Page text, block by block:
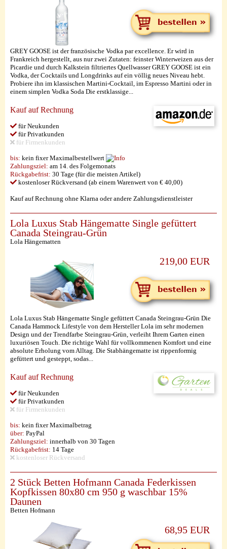
GREY GOOSE ist der französische Vodka par excellence. Er wird in
Frankreich hergestellt, aus nur zwei Zutaten: feinster Winterweizen aus der
Picardie und durch Kalkstein filtriertes Quellwasser GREY GOOSE ist ein
Vodka, der Cocktails und Longdrinks auf ein völlig neues Niveau hebt.
Probiere ihn im klassischen Martini-Cocktail, im Espresso Martini oder in
einem simplen Vodka Soda Die erstklassige...
Kauf auf Rechnung
für Neukunden
für Privatkunden
für Firmenkunden
bis: kein fixer Maximalbestellwert
Zahlungsziel: am 14. des Folgemonats
Rückgabefrist: 30 Tage (für die meisten Artikel)
kostenloser Rückversand (ab einem Warenwert von € 40,00)
Kauf auf Rechnung ohne Klarna oder andere Zahlungsdienstleister
Lola Luxus Stab Hängematte Single gefüttert
Canada Steingrau-Grün
Lola Hängematten
219,00 EUR
Lola Luxus Stab Hängematte Single gefüttert Canada Steingrau-Grün Die
Canada Hammock Lifestyle von dem Hersteller Lola im sehr modernen
Design und der Trendfarbe Steingrau-Grün, verleiht Ihrem Garten einen
luxuriösen Touch. Die richtige Wahl für vollkommenen Komfort und eine
absolute Erholung vom Alltag. Die Stabhängematte ist rippenformig
gefüttert und gesteppt, sodas...
Kauf auf Rechnung
für Neukunden
für Privatkunden
für Firmenkunden
bis: kein fixer Maximalbetrag
über: PayPal
Zahlungsziel: innerhalb von 30 Tagen
Rückgabefrist: 14 Tage
kostenloser Rückversand
2 Stück Betten Hofmann Canada Federkissen
Kopfkissen 80x80 cm 950 g waschbar 15%
Daunen
Betten Hofmann
68,95 EUR